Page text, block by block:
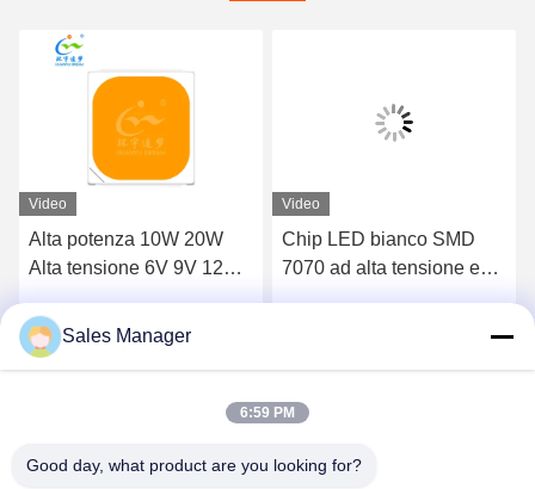
Video
Alta potenza 10W 20W
Alta tensione 6V 9V 12V
Chip Ambrato Bianco
Caldo 3000K 1000LM
Parla Adesso.
Video
Chip LED bianco SMD
7070 ad alta tensione e
Sales Manager
6:59 PM
Good day, what product are you looking for?